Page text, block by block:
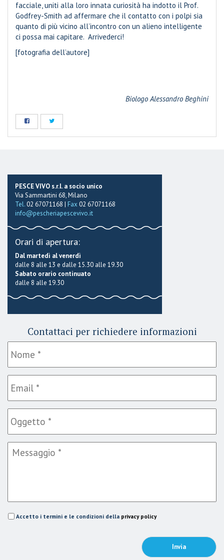
facciale, uniti alla loro innata curiosità ha indotto il Prof.
Godfrey-Smith ad affermare che il contatto con i polpi sia
quanto di più vicino all’incontro con un alieno intelligente
ci possa mai capitare. Arrivederci!
[fotografia dell’autore]
Biologo Alessandro Beghini
PESCE VIVO s.r.l. a socio unico
Via Sammartini 68, Milano
Tel.02 67071168 | Fax 02 67071168
info@pescheriapescevivo.it
Orari di apertura:
Dal martedì al venerdì
dalle 8 alle 13 e dalle 15.30 alle 19.30
Sabato orario continuato
dalle 8 alle 19.30
Contattaci per richiedere informazioni
Accetto i termini e le condizioni della privacy policy